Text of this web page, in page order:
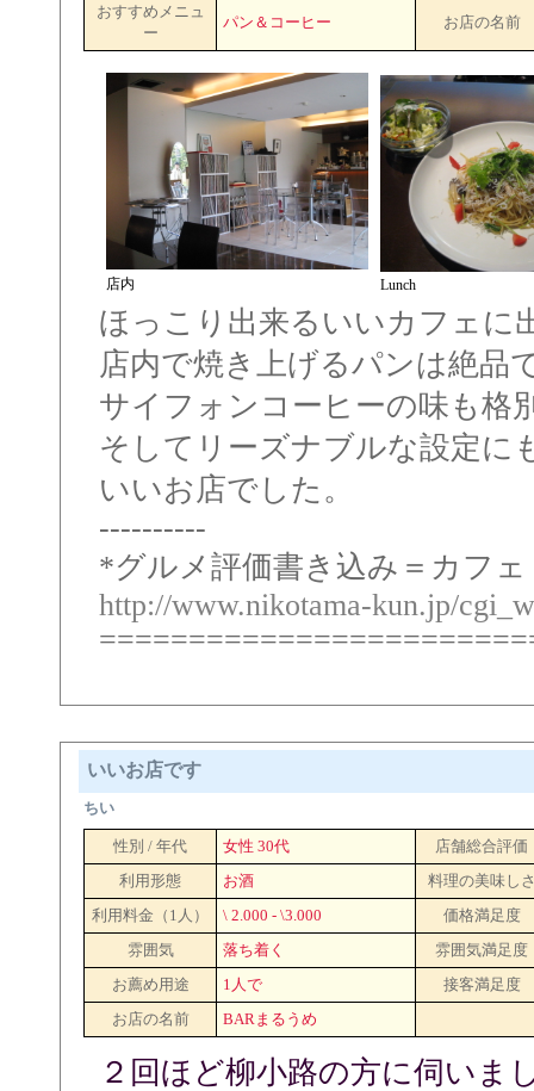
おすすめメニュ
ー
パン＆コーヒー お店の名前
店内 Lunch
ほっこり出来るいいカフェに
店内で焼き上げるパンは絶品
サイフォンコーヒーの味も格
そしてリーズナブルな設定に
いいお店でした。
----------
*グルメ評価書き込み＝カフ
http://www.nikotama-kun.jp/
いいお店です
ちい
性別 / 年代 女性 30代
店舗総合評価
利用形態
お酒
料理の美味し
利用料金（1人）
\ 2.000 - \3.000
価格満足度
雰囲気
落ち着く
雰囲気満足度
お薦め用途
1人で
接客満足度
お店の名前
BARまるうめ
２回ほど柳小路の方に伺いま